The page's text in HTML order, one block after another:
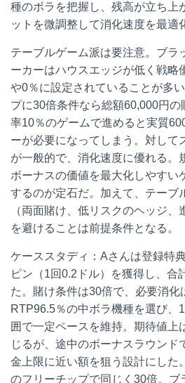
種のボラを把握し、残高が立ち上
ットを微調整して消化速度を最適
テーブルゲーム派は要注意。ブラ
ーカーはハウスエッジが低く戦略
や0％に設定されていることが多
プに30倍条件なら総額60,000円
率10％のゲームで進めると実質
ーが必要になってしまう。対して
が一般的で、消化速度に優れる。
ボーナスの価値を最大化しやすい
するのが定石だ。加えて、テーブ
（両面賭け、低リスクのヘッジ、
を避けることは前提条件となる。
ケーススタディ：Aさんは登録特
ピン（1回0.2ドル）を獲得し、合
た。賭け条件は30倍で、必要消化
RTP96.5％の中ボラ機種を選び、
囲で一定ペースを維持。期待値上
じるが、途中のボーナスラウンド
金上限に近い額を狙う設計にした
のフリーチップで同じく30倍。ブ